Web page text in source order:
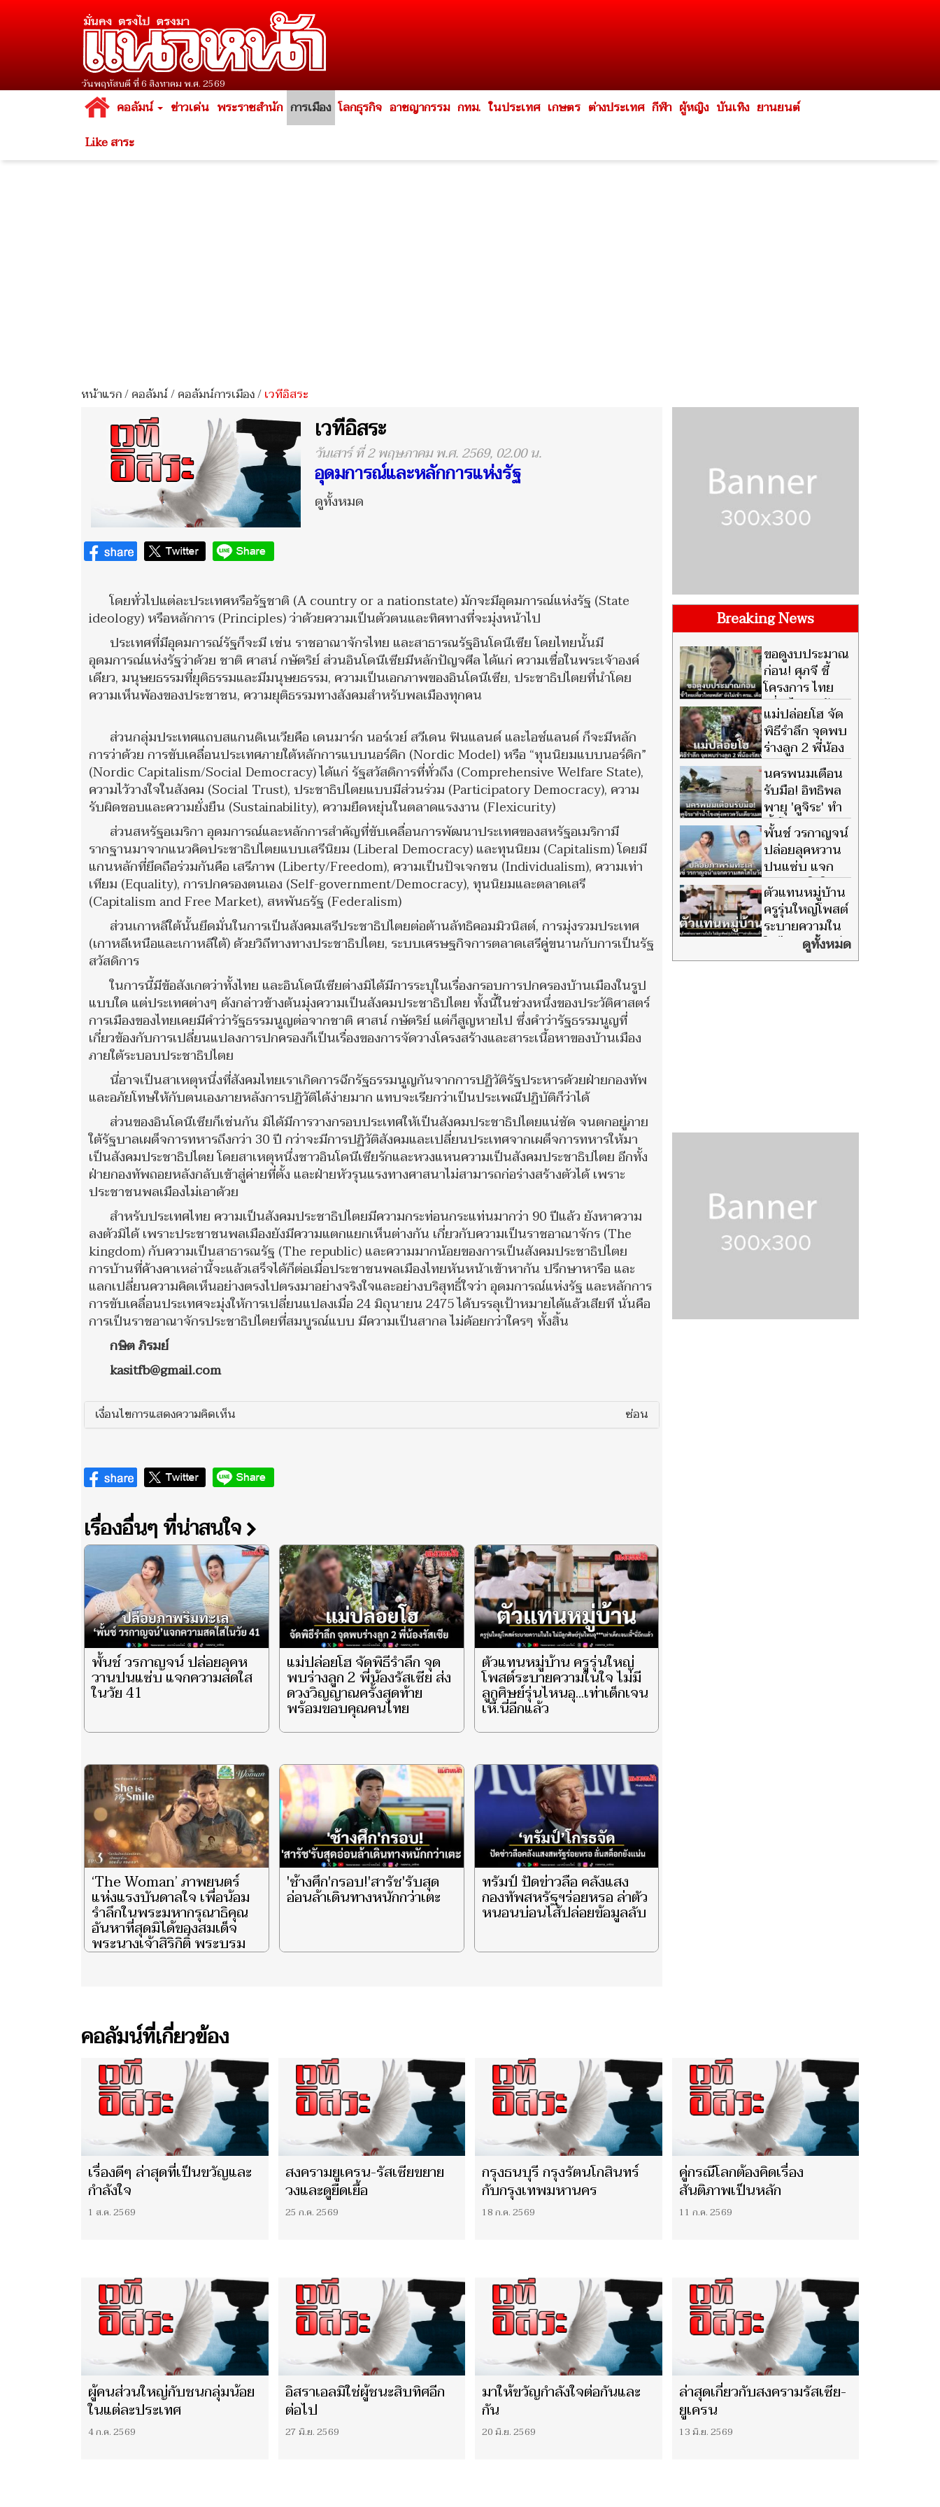
วันพฤหัสบดี ที่ 6 สิงหาคม พ.ศ. 2569
คอลัมน์ ข่าวเด่น พระราชสำนัก การเมือง โลกธุรกิจ อาชญากรรม กทม. ในประเทศ เกษตร ต่างประเทศ กีฬา ผู้หญิง บันเทิง ยานยนต์
Like สาระ
หน้าแรก/คอลัมน์/คอลัมน์การเมือง/เวทีอิสระ
เวทีอิสระ
วันเสาร์ ที่ 2 พฤษภาคม พ.ศ. 2569, 02.00 น.
อุดมการณ์และหลักการแห่งรัฐ
ดูทั้งหมด
โดยทั่วไปแต่ละประเทศหรือรัฐชาติ (A country or a nationstate) มักจะมีอุดมการณ์แห่งรัฐ (State
ideology) หรือหลักการ (Principles) ว่าด้วยความเป็นตัวตนและทิศทางที่จะมุ่งหน้าไป
ประเทศที่มีอุดมการณ์รัฐก็จะมี เช่น ราชอาณาจักรไทย และสาธารณรัฐอินโดนีเซีย โดยไทยนั้นมี
อุดมการณ์แห่งรัฐว่าด้วย ชาติ ศาสน์ กษัตริย์ ส่วนอินโดนีเซียมีหลักปัญจศีล ได้แก่ ความเชื่อในพระเจ้าองค์
เดียว, มนุษยธรรมที่ยุติธรรมและมีมนุษยธรรม, ความเป็นเอกภาพของอินโดนีเซีย, ประชาธิปไตยที่นำโดย
ความเห็นพ้องของประชาชน, ความยุติธรรมทางสังคมสำหรับพลเมืองทุกคน
ส่วนกลุ่มประเทศแถบสแกนดิเนเวียคือ เดนมาร์ก นอร์เวย์ สวีเดน ฟินแลนด์ และไอซ์แลนด์ ก็จะมีหลัก
การว่าด้วย การขับเคลื่อนประเทศภายใต้หลักการแบบนอร์ดิก (Nordic Model) หรือ “ทุนนิยมแบบนอร์ดิก”
(Nordic Capitalism/Social Democracy) ได้แก่ รัฐสวัสดิการที่ทั่วถึง (Comprehensive Welfare State),
ความไว้วางใจในสังคม (Social Trust), ประชาธิปไตยแบบมีส่วนร่วม (Participatory Democracy), ความ
รับผิดชอบและความยั่งยืน (Sustainability), ความยืดหยุ่นในตลาดแรงงาน (Flexicurity)
ส่วนสหรัฐอเมริกา อุดมการณ์และหลักการสำคัญที่ขับเคลื่อนการพัฒนาประเทศของสหรัฐอเมริกามี
รากฐานมาจากแนวคิดประชาธิปไตยแบบเสรีนิยม (Liberal Democracy) และทุนนิยม (Capitalism) โดยมี
แกนหลักที่ยึดถือร่วมกันคือ เสรีภาพ (Liberty/Freedom), ความเป็นปัจเจกชน (Individualism), ความเท่า
เทียม (Equality), การปกครองตนเอง (Self-government/Democracy), ทุนนิยมและตลาดเสรี
(Capitalism and Free Market), สหพันธรัฐ (Federalism)
ส่วนเกาหลีใต้นั้นยึดมั่นในการเป็นสังคมเสรีประชาธิปไตยต่อต้านลัทธิคอมมิวนิสต์, การมุ่งรวมประเทศ
(เกาหลีเหนือและเกาหลีใต้) ด้วยวิถีทางทางประชาธิปไตย, ระบบเศรษฐกิจการตลาดเสรีคู่ขนานกับการเป็นรัฐ
สวัสดิการ
ในการนี้มีข้อสังเกตว่าทั้งไทย และอินโดนีเซียต่างมิได้มีการระบุในเรื่องกรอบการปกครองบ้านเมืองในรูป
แบบใด แต่ประเทศต่างๆ ดังกล่าวข้างต้นมุ่งความเป็นสังคมประชาธิปไตย ทั้งนี้ในช่วงหนึ่งของประวัติศาสตร์
การเมืองของไทยเคยมีคำว่ารัฐธรรมนูญต่อจากชาติ ศาสน์ กษัตริย์ แต่ก็สูญหายไป ซึ่งคำว่ารัฐธรรมนูญที่
เกี่ยวข้องกับการเปลี่ยนแปลงการปกครองก็เป็นเรื่องของการจัดวางโครงสร้างและสาระเนื้อหาของบ้านเมือง
ภายใต้ระบอบประชาธิปไตย
นี่อาจเป็นสาเหตุหนึ่งที่สังคมไทยเราเกิดการฉีกรัฐธรรมนูญกันจากการปฏิวัติรัฐประหารด้วยฝ่ายกองทัพ
และอภัยโทษให้กับตนเองภายหลังการปฏิวัติได้ง่ายมาก แทบจะเรียกว่าเป็นประเพณีปฏิบัติก็ว่าได้
ส่วนของอินโดนีเซียก็เช่นกัน มิได้มีการวางกรอบประเทศให้เป็นสังคมประชาธิปไตยแน่ชัด จนตกอยู่ภาย
ใต้รัฐบาลเผด็จการทหารถึงกว่า 30 ปี กว่าจะมีการปฏิวัติสังคมและเปลี่ยนประเทศจากเผด็จการทหารให้มา
เป็นสังคมประชาธิปไตย โดยสาเหตุหนึ่งชาวอินโดนีเซียรักและหวงแหนความเป็นสังคมประชาธิปไตย อีกทั้ง
ฝ่ายกองทัพถอยหลังกลับเข้าสู่ค่ายที่ตั้ง และฝ่ายหัวรุนแรงทางศาสนาไม่สามารถก่อร่างสร้างตัวได้ เพราะ
ประชาชนพลเมืองไม่เอาด้วย
สำหรับประเทศไทย ความเป็นสังคมประชาธิปไตยมีความกระท่อนกระแท่นมากว่า 90 ปีแล้ว ยังหาความ
ลงตัวมิได้ เพราะประชาชนพลเมืองยังมีความแตกแยกเห็นต่างกัน เกี่ยวกับความเป็นราชอาณาจักร (The
kingdom) กับความเป็นสาธารณรัฐ (The republic) และความมากน้อยของการเป็นสังคมประชาธิปไตย
การบ้านที่ค้างคาเหล่านี้จะแล้วเสร็จได้ก็ต่อเมื่อประชาชนพลเมืองไทยหันหน้าเข้าหากัน ปรึกษาหารือ และ
แลกเปลี่ยนความคิดเห็นอย่างตรงไปตรงมาอย่างจริงใจและอย่างบริสุทธิ์ใจว่า อุดมการณ์แห่งรัฐ และหลักการ
การขับเคลื่อนประเทศจะมุ่งให้การเปลี่ยนแปลงเมื่อ 24 มิถุนายน 2475 ได้บรรลุเป้าหมายได้แล้วเสียที นั่นคือ
การเป็นราชอาณาจักรประชาธิปไตยที่สมบูรณ์แบบ มีความเป็นสากล ไม่ด้อยกว่าใครๆ ทั้งสิ้น
กษิต ภิรมย์
kasitfb@gmail.com
เงื่อนไขการแสดงความคิดเห็น ซ่อน
เรื่องอื่นๆ ที่น่าสนใจ
พั้นช์ วรกาญจน์ ปล่อยลุคห
วานปนแซ่บ แจกความสดใส
ในวัย 41
แม่ปล่อยโฮ จัดพิธีรำลึก จุด
พบร่างลูก 2 พี่น้องรัสเซีย ส่ง
ดวงวิญญาณครั้งสุดท้าย
พร้อมขอบคุณคนไทย
ตัวแทนหมู่บ้าน ครูรุ่นใหญ่
โพสต์ระบายความในใจ ไม่มี
ลูกศิษย์รุ่นไหนอุ...เท่าเด็กเจน
เหี้.นี่อีกแล้ว
‘The Woman’ ภาพยนตร์
แห่งแรงบันดาลใจ เพื่อน้อม
รำลึกในพระมหากรุณาธิคุณ
อันหาที่สุดมิได้ของสมเด็จ
พระนางเจ้าสิริกิติ์ พระบรม
ราชินีนาถ พระบรมราชชนนี
ชีวิตพสกนิกรไทยชั่วนิรันดร์
ตอน ‘She is My Smile’ EP.3
'ช้างศึก'กรอบ!'สารัช'รับสุด
อ่อนล้าเดินทางหนักกว่าเตะ
ทรัมป์ ปัดข่าวลือ คลังแสง
กองทัพสหรัฐฯร่อยหรอ ล่าตัว
หนอนบ่อนไส้ปล่อยข้อมูลลับ
Breaking News
ขอดูงบประมาณ
ก่อน! ศุภจี ชี้
โครงการ ไทย
เที่ยวไทยพลัส
ยังไม่เข้า ครม. เดือน ส.ค.
แม่ปล่อยโฮ จัด
พิธีรำลึก จุดพบ
ร่างลูก 2 พี่น้อง
รัสเซีย ส่งดวง
วิญญาณครั้งสุดท้าย พร้อม
ขอบคุณคนไทย
นครพนมเตือน
รับมือ! อิทธิพล
พายุ 'คูจิระ' ทำ
น้ำโขงพุ่งพรวด
วันเดียวเมตรกว่าพั้นช์ วรกาญจน์
ปล่อยลุคหวาน
ปนแซ่บ แจก
ความสดใสในวัย
41 ตัวแทนหมู่บ้าน
ครูรุ่นใหญ่โพสต์
ระบายความใน
ใจ ไม่มีลูกศิษย์
รุ่นไหนอุ...เท่าเด็กเจนเหี้.นี่อีก
ดูทั้งหมด
คอลัมน์ที่เกี่ยวข้อง
เรื่องดีๆ ล่าสุดที่เป็นขวัญและ
กำลังใจ
1 ส.ค. 2569
สงครามยูเครน-รัสเซียขยาย
วงและดูยืดเยื้อ
25 ก.ค. 2569
กรุงธนบุรี กรุงรัตนโกสินทร์
กับกรุงเทพมหานคร
18 ก.ค. 2569
คู่กรณีโลกต้องคิดเรื่อง
สันติภาพเป็นหลัก
11 ก.ค. 2569
ผู้คนส่วนใหญ่กับชนกลุ่มน้อย
ในแต่ละประเทศ
4 ก.ค. 2569
อิสราเอลมิใช่ผู้ชนะสิบทิศอีก
ต่อไป
27 มิ.ย. 2569
มาให้ขวัญกำลังใจต่อกันและ
กัน
20 มิ.ย. 2569
ล่าสุดเกี่ยวกับสงครามรัสเซีย-
ยูเครน
13 มิ.ย. 2569